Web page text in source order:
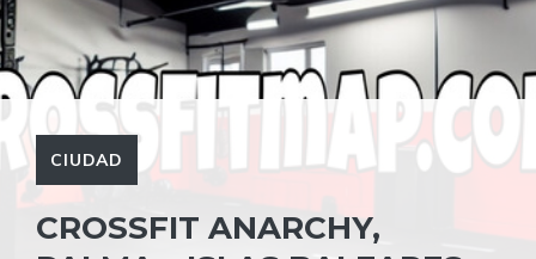
CIUDAD
CROSSFIT ANARCHY,